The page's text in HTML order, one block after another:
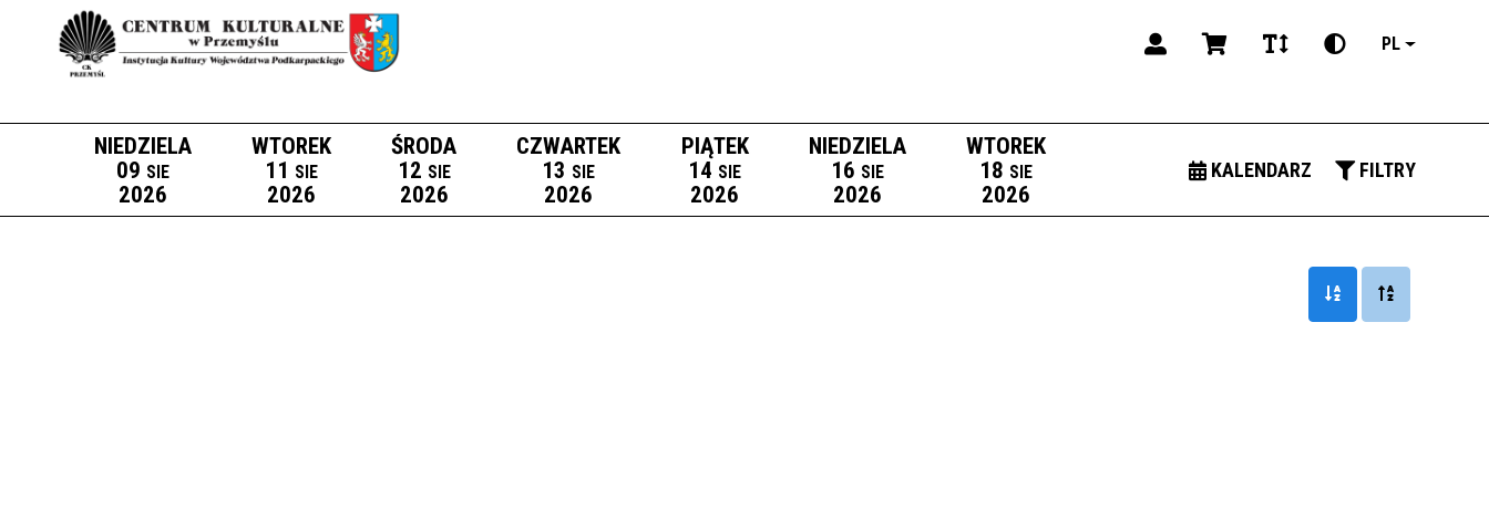
PL
NIEDZIELA
09 SIE
2026
WTOREK
11 SIE
2026
ŚRODA
12 SIE
2026
CZWARTEK
13 SIE
2026
PIĄTEK
14 SIE
2026
NIEDZIELA
16 SIE
2026
WTOREK
18 SIE
2026
KALENDARZ FILTRY